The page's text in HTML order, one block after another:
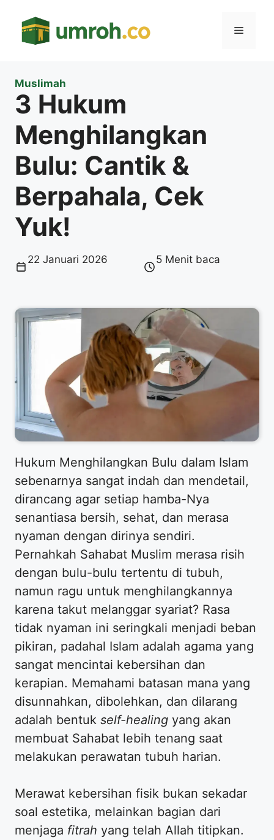
Menu
Muslimah
3 Hukum
Menghilangkan
Bulu: Cantik &
Berpahala, Cek
Yuk!
22 Januari 2026 5 Menit baca
​Hukum Menghilangkan Bulu dalam Islam
sebenarnya sangat indah dan mendetail,
dirancang agar setiap hamba-Nya
senantiasa bersih, sehat, dan merasa
nyaman dengan dirinya sendiri.
Pernahkah Sahabat Muslim merasa risih
dengan bulu-bulu tertentu di tubuh,
namun ragu untuk menghilangkannya
karena takut melanggar syariat? Rasa
tidak nyaman ini seringkali menjadi beban
pikiran, padahal Islam adalah agama yang
sangat mencintai kebersihan dan
kerapian. Memahami batasan mana yang
disunnahkan, dibolehkan, dan dilarang
adalah bentuk self-healing yang akan
membuat Sahabat lebih tenang saat
melakukan perawatan tubuh harian.
​Merawat kebersihan fisik bukan sekadar
soal estetika, melainkan bagian dari
menjaga fitrah yang telah Allah titipkan.